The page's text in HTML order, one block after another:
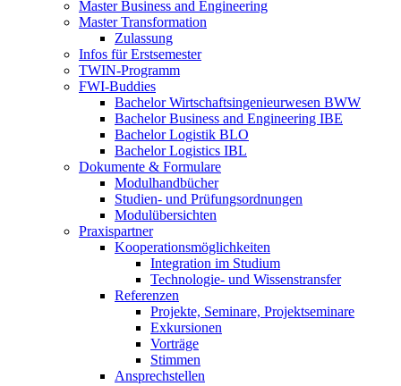
Master Business and Engineering
Master Transformation
Zulassung
Infos für Erstsemester
TWIN-Programm
FWI-Buddies
Bachelor Wirtschaftsingenieurwesen BWW
Bachelor Business and Engineering IBE
Bachelor Logistik BLO
Bachelor Logistics IBL
Dokumente & Formulare
Modulhandbücher
Studien- und Prüfungsordnungen
Modulübersichten
Praxispartner
Kooperationsmöglichkeiten
Integration im Studium
Technologie- und Wissenstransfer
Referenzen
Projekte, Seminare, Projektseminare
Exkursionen
Vorträge
Stimmen
Ansprechstellen